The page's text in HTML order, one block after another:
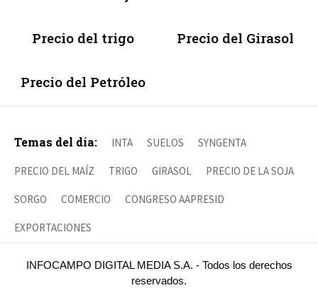
Precio del trigo Precio del Girasol
Precio del Petróleo
Temas del día: INTA SUELOS SYNGENTA
PRECIO DEL MAÍZ TRIGO GIRASOL PRECIO DE LA SOJA
SORGO COMERCIO CONGRESO AAPRESID
EXPORTACIONES
INFOCAMPO DIGITAL MEDIA S.A. - Todos los derechos
reservados.